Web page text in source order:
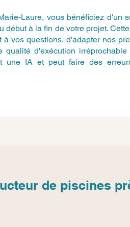
Laure, vous bénéficiez d'un
début à la fin de votre projet.
à vos questions, d'adapter nos
qualité d'exécution
une IA et peut faire des
de piscines